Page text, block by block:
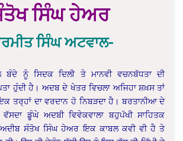
ਸਿੰਘ ਹੇਅਰ
ਸਿੰਘ ਅਟਵਾਲ-
ਬੰਦੇ ਨੂੰ ਸਿਦਕ ਦਿਲੀ ਤੇ ਮਾਨਵੀ ਵਚਨਬੱਧਤਾ ਦੀ
ਹੁੰਦੀ ਹੈ। ਅਦਬ ਦੇ ਖੇਤਰ ਵਿਚਲਾ ਅਜਿਹਾ ਸ਼ਖ਼ਸ ਤਾਂ
ਤਰ੍ਹਾਂ ਦਾ ਵਰਦਾਨ ਹੋ ਨਿਬੜਦਾ ਹੈ। ਬਰਤਾਨੀਆ ਦੇ
ਵੱਸਦਾ ਡੂੰਘੇ ਅਦਬੀ ਵਿਵੇਕਵਾਲਾ ਬਹੁਪੱਖੀ ਸਾਹਿਤਕ
ਅਦੀਬ ਸੰਤੋਖ ਸਿੰਘ ਹੇਅਰ ਇਕ ਕਾਬਲ ਕਵੀ ਵੀ ਹੈ ਤੇ